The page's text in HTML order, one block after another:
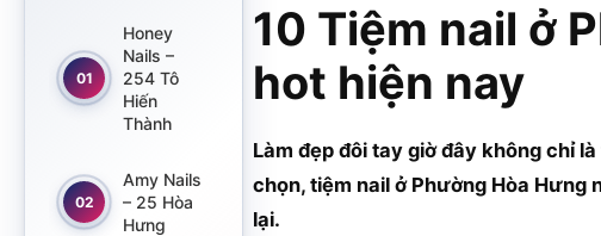
01
Honey
Nails –
254 Tô
Hiến
Thành
02
Amy Nails
– 25 Hòa
Hưng
10 Tiệm nail ở
hot hiện nay
Làm đẹp đôi tay giờ đây không chỉ
chọn, tiệm nail ở Phường Hòa Hưng
lại.